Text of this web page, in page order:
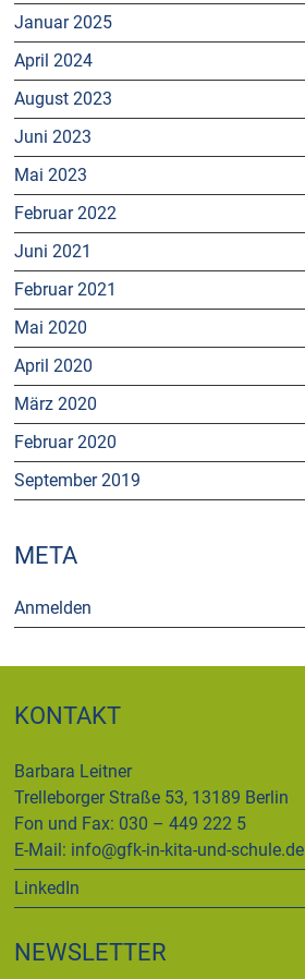
Januar 2025
April 2024
August 2023
Juni 2023
Mai 2023
Februar 2022
Juni 2021
Februar 2021
Mai 2020
April 2020
März 2020
Februar 2020
September 2019
META
Anmelden
KONTAKT
Barbara Leitner
Trelleborger Straße 53, 13189 Berlin
Fon und Fax: 030 – 449 222 5
E-Mail: info@gfk-in-kita-und-schule.de
LinkedIn
NEWSLETTER